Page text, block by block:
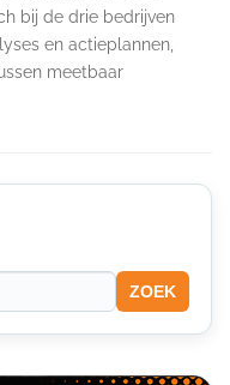
bij de drie bedrijven
en actieplannen,
meetbaar
ZOEK